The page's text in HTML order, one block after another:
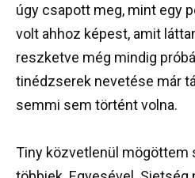
úgy csapott meg, mint egy
volt ahhoz képest, amit
reszketve még mindig
tinédzserek nevetése már
semmi sem történt volna.
Tiny közvetlenül mögöttem